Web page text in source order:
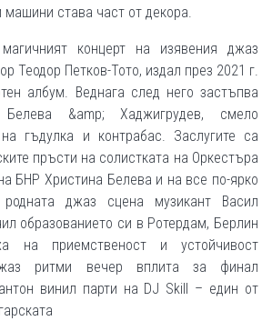
машини става част от декора.
концерт на изявения джаз
Теодор Петков-Тото, издал през 2021 г.
албум. Веднага след него застъпва
&amp; Хаджигрудев, смело
гъдулка и контрабас. Заслугите са
пръсти на солистката на Оркестъра
БНР Христина Белева и на все по-ярко
джаз сцена музикант Васил
образованието си в Ротердам, Берлин
на приемственост и устойчивост
ритми вечер вплита за финал
винил парти на DJ Skill – един от